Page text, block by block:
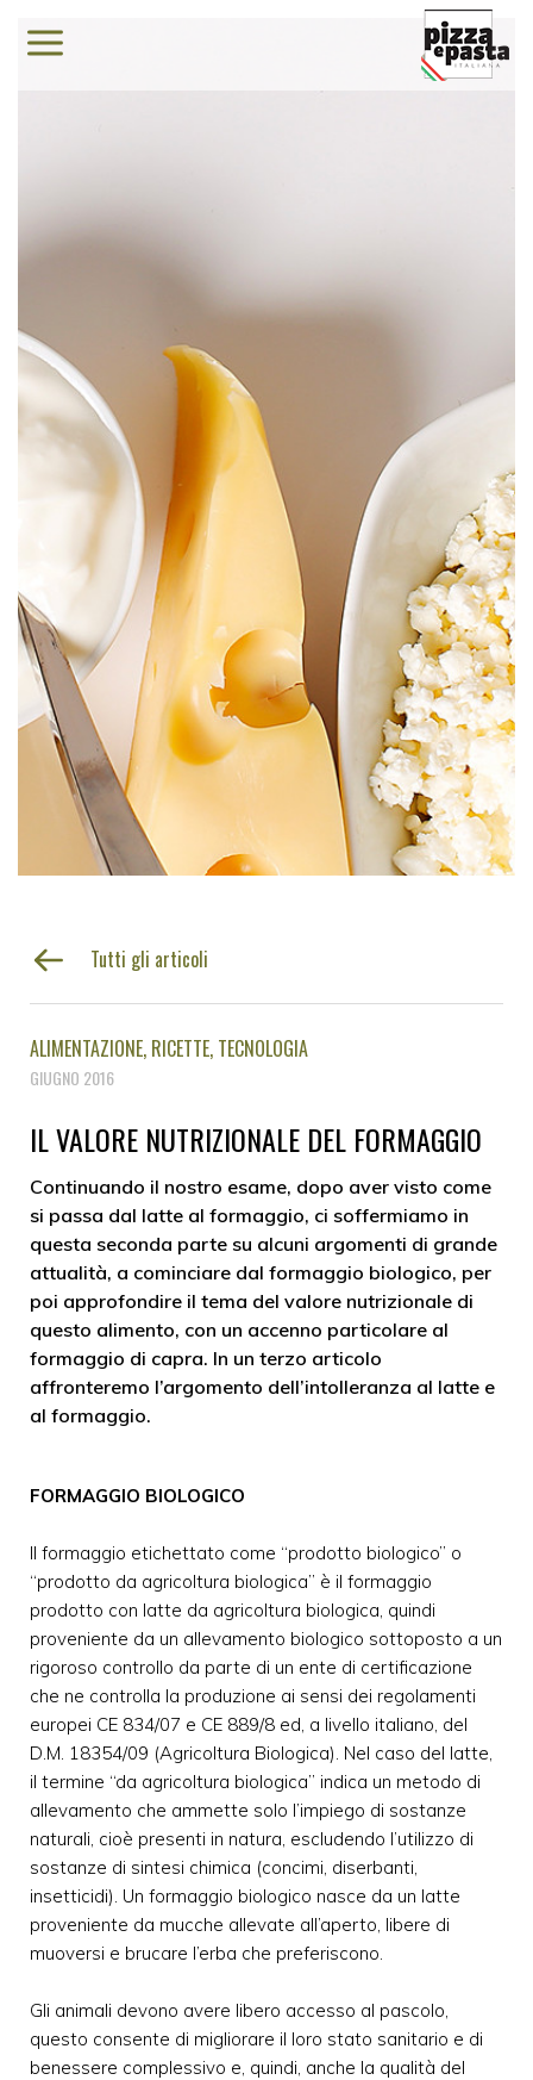
Tutti gli articoli
ALIMENTAZIONE RICETTE TECNOLOGIA
GIUGNO 2016
IL VALORE NUTRIZIONALE DEL FORMAGGIO
Continuando il nostro esame, dopo aver visto come
si passa dal latte al formaggio, ci soffermiamo in
questa seconda parte su alcuni argomenti di grande
attualità, a cominciare dal formaggio biologico, per
poi approfondire il tema del valore nutrizionale di
questo alimento, con un accenno particolare al
formaggio di capra. In un terzo articolo
affronteremo l’argomento dell’intolleranza al latte e
al formaggio.
FORMAGGIO BIOLOGICO
Il formaggio etichettato come “prodotto biologico” o
“prodotto da agricoltura biologica” è il formaggio
prodotto con latte da agricoltura biologica, quindi
proveniente da un allevamento biologico sottoposto a un
rigoroso controllo da parte di un ente di certificazione
che ne controlla la produzione ai sensi dei regolamenti
europei CE 834/07 e CE 889/8 ed, a livello italiano, del
D.M. 18354/09 (Agricoltura Biologica). Nel caso del latte,
il termine “da agricoltura biologica” indica un metodo di
allevamento che ammette solo l’impiego di sostanze
naturali, cioè presenti in natura, escludendo l’utilizzo di
sostanze di sintesi chimica (concimi, diserbanti,
insetticidi). Un formaggio biologico nasce da un latte
proveniente da mucche allevate all’aperto, libere di
muoversi e brucare l’erba che preferiscono.
Gli animali devono avere libero accesso al pascolo,
questo consente di migliorare il loro stato sanitario e di
benessere complessivo e, quindi, anche la qualità del